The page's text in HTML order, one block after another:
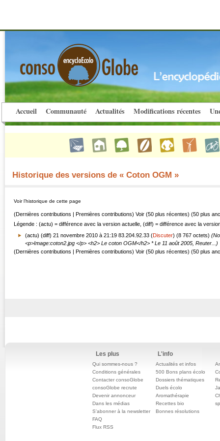
Accueil Communauté Actualités Modifications récentes
Historique des versions de « Coton OGM »
Voir l’historique de cette page
(Dernières contributions | Premières contributions) Voir (50 plus récentes) (50 plus
Légende : (actu) = différence avec la version actuelle, (diff) = différence avec la
(actu) (diff) 21 novembre 2010 à 21:19 83.204.92.33 (Discuter) (8 767 octets)
<p>Image:coton2.jpg </p> <h2> Le coton OGM</h2> * Le 11 août 2005, Reuter...)
(Dernières contributions | Premières contributions) Voir (50 plus récentes) (50 plus
Les plus
Qui sommes-nous ?
Conditions générales
Contacter consoGlobe
consoGlobe recrute
Devenir annonceur
Dans les médias
S'abonner à la newsletter
FAQ
Flux RSS
L'info
Actualités et infos
500 Bons plans écolo
Dossiers thématiques
Duels écolo
Aromathérapie
Recettes bio
Bonnes résolutions